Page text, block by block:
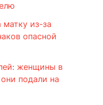
матку из-за
опасной
женщины в
подали на